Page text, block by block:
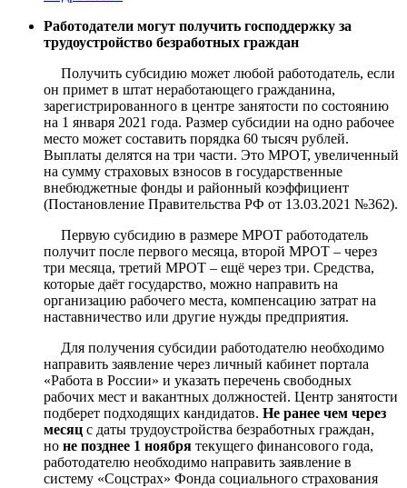
Работодатели могут получить господдержку за
трудоустройство безработных граждан
Получить субсидию может любой работодатель, если
он примет в штат неработающего гражданина,
зарегистрированного в центре занятости по состоянию
на 1 января 2021 года. Размер субсидии на одно рабочее
место может составить порядка 60 тысяч рублей.
Выплаты делятся на три части. Это МРОТ, увеличенный
на сумму страховых взносов в государственные
внебюджетные фонды и районный коэффициент
(Постановление Правительства РФ от 13.03.2021 №362).
Первую субсидию в размере МРОТ работодатель
получит после первого месяца, второй МРОТ – через
три месяца, третий МРОТ – ещё через три. Средства,
которые даёт государство, можно направить на
организацию рабочего места, компенсацию затрат на
наставничество или другие нужды предприятия.
Для получения субсидии работодателю необходимо
направить заявление через личный кабинет портала
«Работа в России» и указать перечень свободных
рабочих мест и вакантных должностей. Центр занятости
подберет подходящих кандидатов. Не ранее чем через
месяц с даты трудоустройства безработных граждан,
но не позднее 1 ноября текущего финансового года,
работодателю необходимо направить заявление в
систему «Соцстрах» Фонда социального страхования